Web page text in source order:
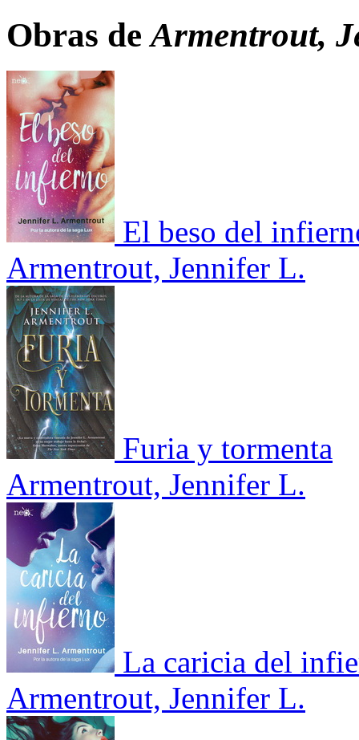
Obras deArmentrout,
El beso del
Armentrout, Jennifer L.
Furia y tormenta
Armentrout, Jennifer L.
La caricia del
Armentrout, Jennifer L.